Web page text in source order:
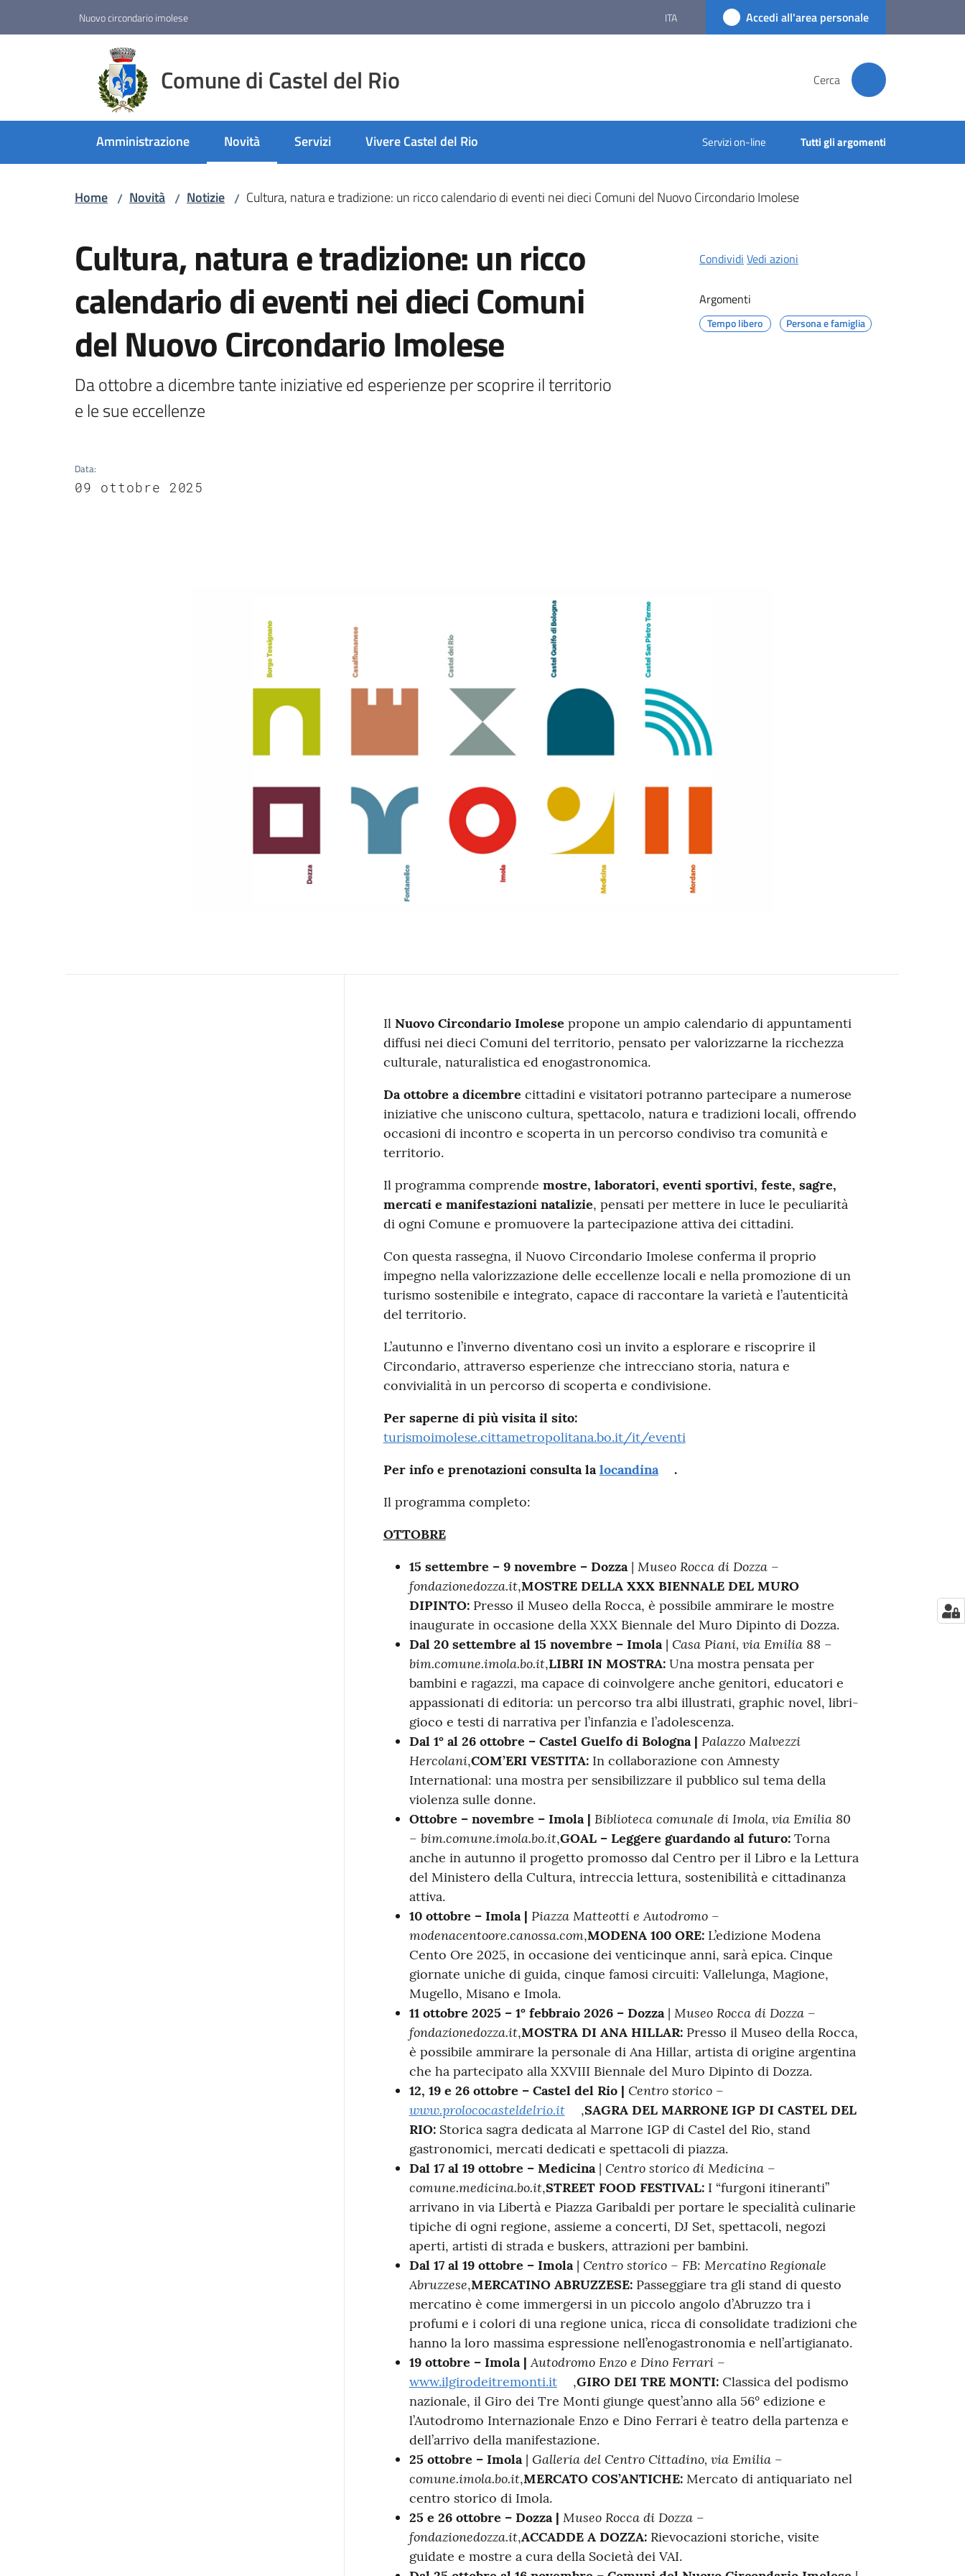
Nuovo circondario imolese ITA Accedi all'area personale
Comune di Castel del Rio Cerca
Amministrazione Novità
Menu selezionato
Servizi Vivere Castel del Rio Servizi on-line Tutti gli argomenti
Home / Novità / Notizie / Cultura, natura e tradizione: un ricco calendario di eventi nei dieci Comuni del Nuovo Circondario Imolese
Cultura, natura e tradizione: un ricco
calendario di eventi nei dieci Comuni
del Nuovo Circondario Imolese
Da ottobre a dicembre tante iniziative ed esperienze per scoprire il territorio
e le sue eccellenze
Data:
09 ottobre 2025
Condividi Vedi azioni
Argomenti
Tempo libero Persona e famiglia
Contenuto
Il Nuovo Circondario Imolese propone un ampio calendario di appuntamenti
diffusi nei dieci Comuni del territorio, pensato per valorizzarne la ricchezza
culturale, naturalistica ed enogastronomica.
Da ottobre a dicembre cittadini e visitatori potranno partecipare a numerose
iniziative che uniscono cultura, spettacolo, natura e tradizioni locali, offrendo
occasioni di incontro e scoperta in un percorso condiviso tra comunità e
territorio.
Il programma comprende mostre, laboratori, eventi sportivi, feste, sagre,
mercati e manifestazioni natalizie, pensati per mettere in luce le peculiarità
di ogni Comune e promuovere la partecipazione attiva dei cittadini.
Con questa rassegna, il Nuovo Circondario Imolese conferma il proprio
impegno nella valorizzazione delle eccellenze locali e nella promozione di un
turismo sostenibile e integrato, capace di raccontare la varietà e l’autenticità
del territorio.
L’autunno e l’inverno diventano così un invito a esplorare e riscoprire il
Circondario, attraverso esperienze che intrecciano storia, natura e
convivialità in un percorso di scoperta e condivisione.
Per saperne di più visita il sito:
turismoimolese.cittametropolitana.bo.it/it/eventi
Per info e prenotazioni consulta la locandina
.
Il programma completo:
OTTOBRE
15 settembre – 9 novembre – Dozza| Museo Rocca di Dozza –
fondazionedozza.it,MOSTRE DELLA XXX BIENNALE DEL MURO
DIPINTO:Presso il Museo della Rocca, è possibile ammirare le mostre
inaugurate in occasione della XXX Biennale del Muro Dipinto di Dozza.
Dal 20 settembre al 15 novembre – Imola| Casa Piani, via Emilia 88 –
bim.comune.imola.bo.it,LIBRI IN MOSTRA:Una mostra pensata per
bambini e ragazzi, ma capace di coinvolgere anche genitori, educatori e
appassionati di editoria: un percorso tra albi illustrati, graphic novel, libri-
gioco e testi di narrativa per l’infanzia e l’adolescenza.
Dal 1° al 26 ottobre – Castel Guelfo di Bologna | Palazzo Malvezzi
Hercolani,COM’ERI VESTITA:In collaborazione con Amnesty
International: una mostra per sensibilizzare il pubblico sul tema della
violenza sulle donne.
Ottobre – novembre – Imola | Biblioteca comunale di Imola, via Emilia 80
– bim.comune.imola.bo.it,GOAL – Leggere guardando al futuro:Torna
anche in autunno il progetto promosso dal Centro per il Libro e la Lettura
del Ministero della Cultura, intreccia lettura, sostenibilità e cittadinanza
attiva.
10 ottobre – Imola | Piazza Matteotti e Autodromo –
modenacentoore.canossa.com,MODENA 100 ORE:L’edizione Modena
Cento Ore 2025, in occasione dei venticinque anni, sarà epica. Cinque
giornate uniche di guida, cinque famosi circuiti: Vallelunga, Magione,
Mugello, Misano e Imola.
11 ottobre 2025 – 1° febbraio 2026 – Dozza| Museo Rocca di Dozza –
fondazionedozza.it,MOSTRA DI ANA HILLAR:Presso il Museo della Rocca,
è possibile ammirare la personale di Ana Hillar, artista di origine argentina
che ha partecipato alla XXVIII Biennale del Muro Dipinto di Dozza.
12, 19 e 26 ottobre – Castel del Rio | Centro storico –
www.prolococasteldelrio.it
,SAGRA DEL MARRONE IGP DI CASTEL DEL
RIO:Storica sagra dedicata al Marrone IGP di Castel del Rio, stand
gastronomici, mercati dedicati e spettacoli di piazza.
Dal 17 al 19 ottobre – Medicina| Centro storico di Medicina –
comune.medicina.bo.it,STREET FOOD FESTIVAL:I “furgoni itineranti”
arrivano in via Libertà e Piazza Garibaldi per portare le specialità culinarie
tipiche di ogni regione, assieme a concerti, DJ Set, spettacoli, negozi
aperti, artisti di strada e buskers, attrazioni per bambini.
Dal 17 al 19 ottobre – Imola| Centro storico – FB: Mercatino Regionale
Abruzzese,MERCATINO ABRUZZESE:Passeggiare tra gli stand di questo
mercatino è come immergersi in un piccolo angolo d’Abruzzo tra i
profumi e i colori di una regione unica, ricca di consolidate tradizioni che
hanno la loro massima espressione nell’enogastronomia e nell’artigianato.
19 ottobre – Imola | Autodromo Enzo e Dino Ferrari –
www.ilgirodeitremonti.it ,GIRO DEI TRE MONTI:Classica del podismo
nazionale, il Giro dei Tre Monti giunge quest’anno alla 56° edizione e
l’Autodromo Internazionale Enzo e Dino Ferrari è teatro della partenza e
dell’arrivo della manifestazione.
25 ottobre – Imola| Galleria del Centro Cittadino, via Emilia –
comune.imola.bo.it,MERCATO COS’ANTICHE:Mercato di antiquariato nel
centro storico di Imola.
25 e 26 ottobre – Dozza | Museo Rocca di Dozza –
fondazionedozza.it,ACCADDE A DOZZA:Rievocazioni storiche, visite
guidate e mostre a cura della Società dei VAI.